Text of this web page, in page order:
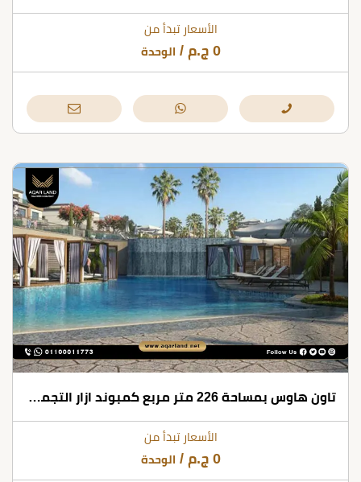
الأسعار تبدأ من
0 ج.م / الوحدة
تاون هاوس بمساحة 226 متر مربع كمبوند ازار التجمع الخامس
الأسعار تبدأ من
0 ج.م / الوحدة